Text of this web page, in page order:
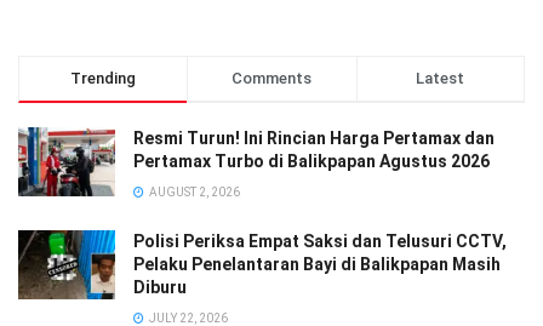
Trending Comments Latest
Resmi Turun! Ini Rincian Harga Pertamax dan
Pertamax Turbo di Balikpapan Agustus 2026
AUGUST 2, 2026
Polisi Periksa Empat Saksi dan Telusuri CCTV,
Pelaku Penelantaran Bayi di Balikpapan Masih
Diburu
JULY 22, 2026